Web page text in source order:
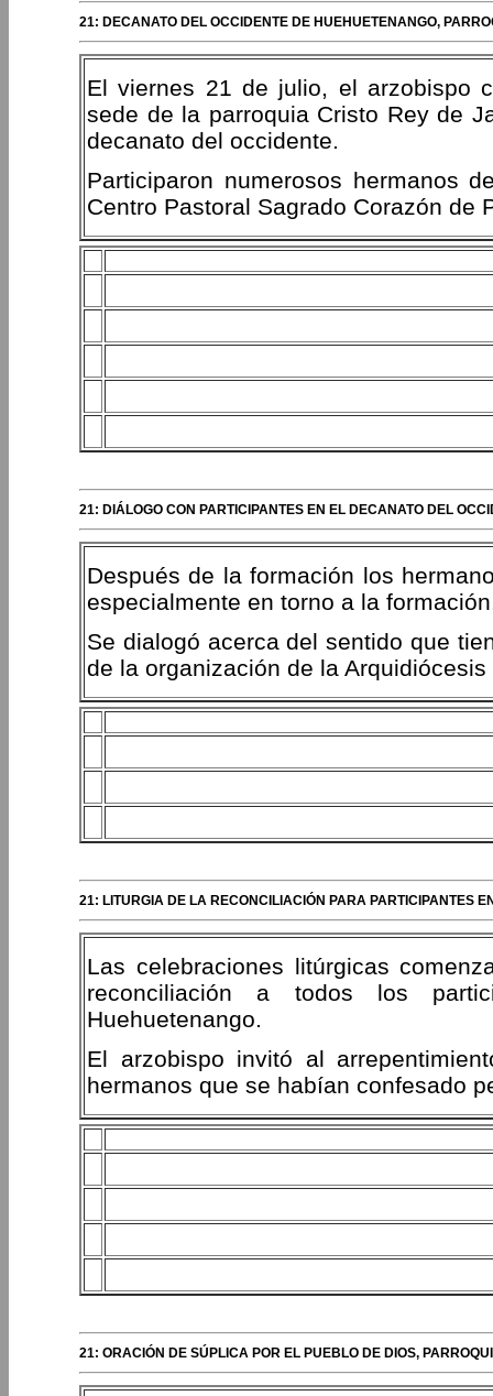
21: DECANATO DEL OCCIDENTE DE HUEHUETENANGO,
El viernes 21 de julio, el arzobispo
sede de la parroquia Cristo Rey de
decanato del occidente.
Participaron numerosos hermanos
Centro Pastoral Sagrado Corazón de
21: DIÁLOGO CON PARTICIPANTES EN EL DECANATO DEL
Después de la formación los
especialmente en torno a la
Se dialogó acerca del sentido que
de la organización de la
21: LITURGIA DE LA RECONCILIACIÓN PARA PARTICIPANTES
Las celebraciones litúrgicas
reconciliación a todos los
Huehuetenango.
El arzobispo invitó al
hermanos que se habían confesado
21: ORACIÓN DE SÚPLICA POR EL PUEBLO DE DIOS,